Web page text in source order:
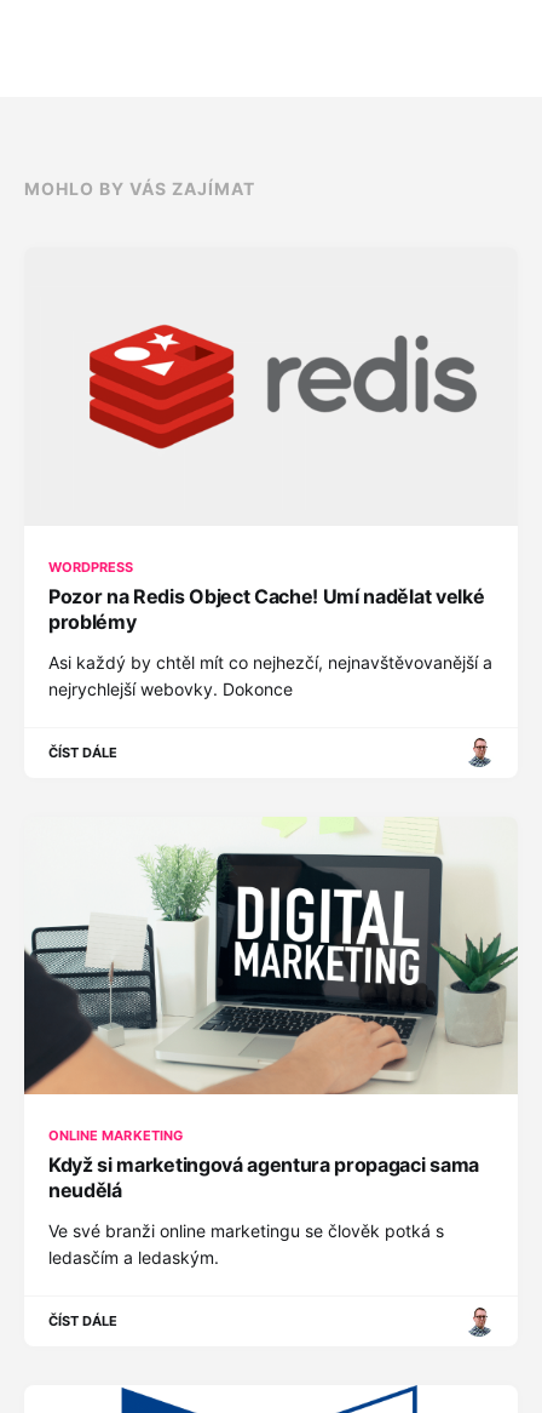
MOHLO BY VÁS ZAJÍMAT
WORDPRESS
Pozor na Redis Object Cache! Umí nadělat velké
problémy
Asi každý by chtěl mít co nejhezčí, nejnavštěvovanější a
nejrychlejší webovky. Dokonce
ČÍST DÁLE
ONLINE MARKETING
Když si marketingová agentura propagaci sama
neudělá
Ve své branži online marketingu se člověk potká s
ledasčím a ledaským.
ČÍST DÁLE